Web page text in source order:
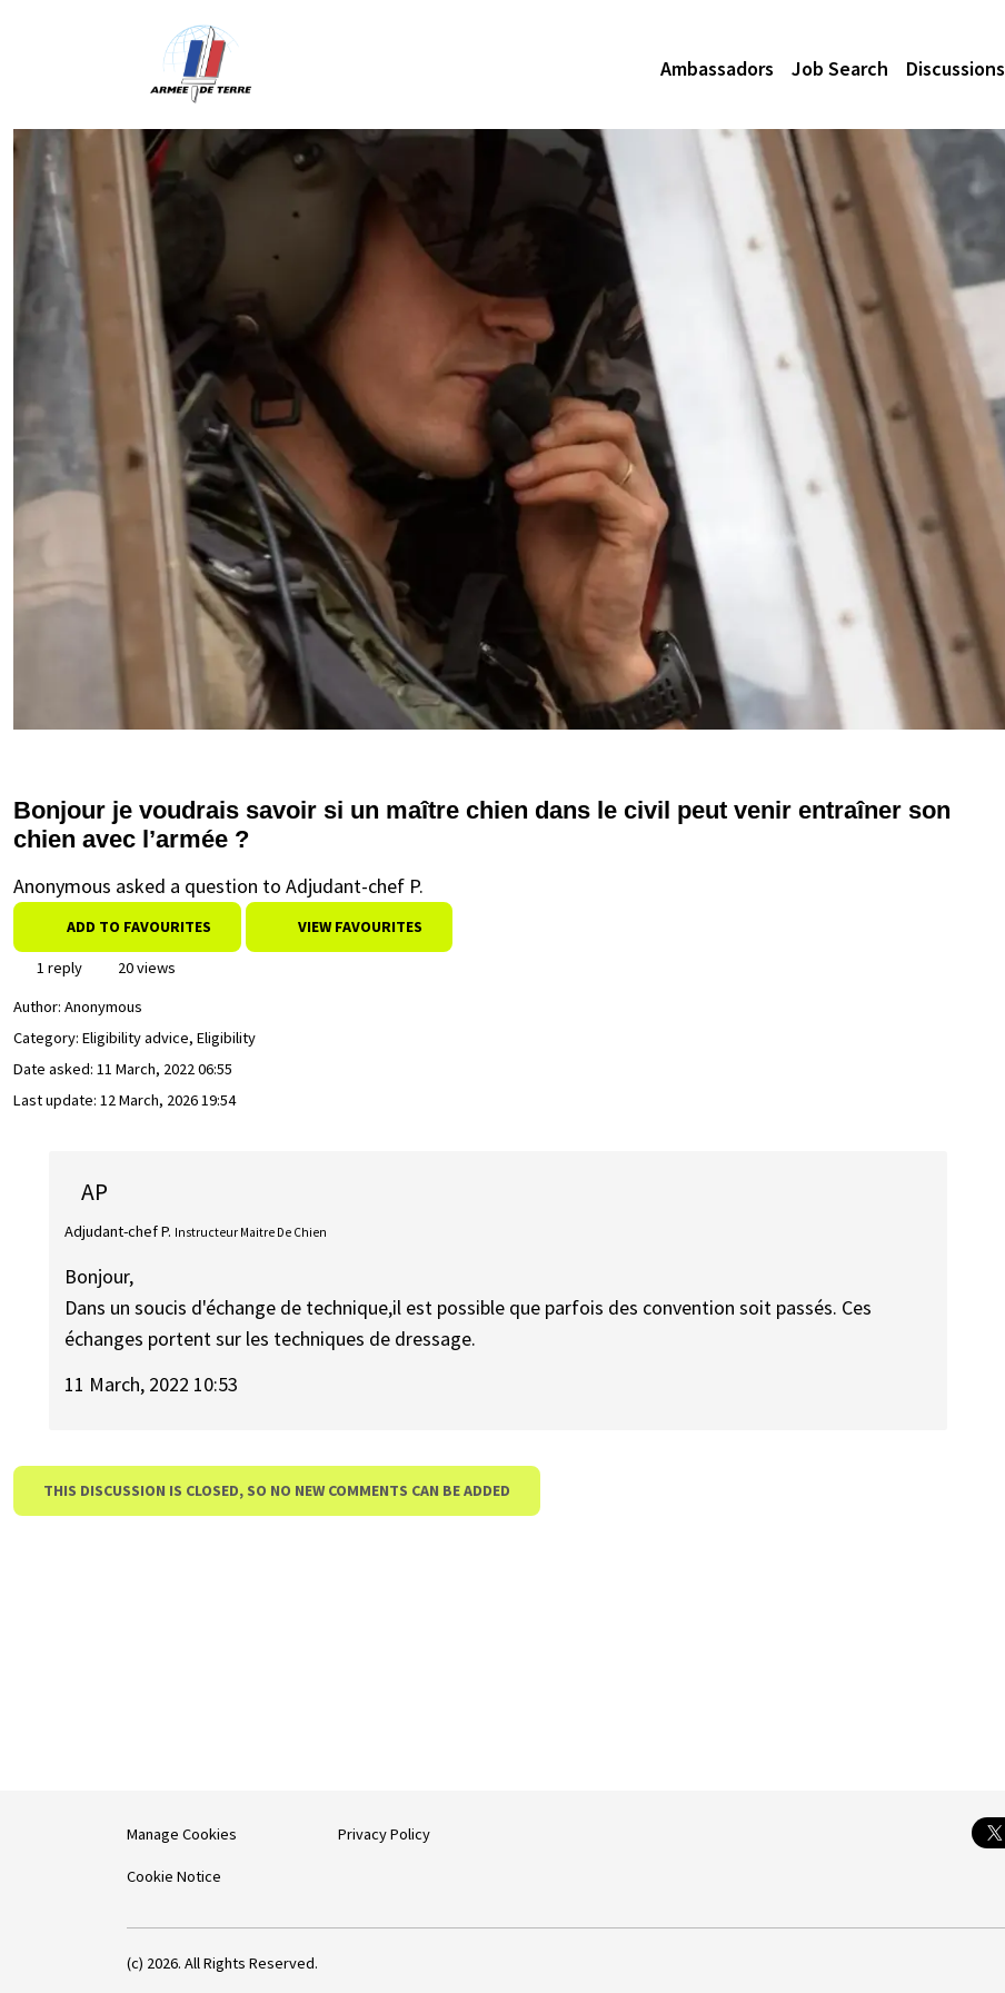
Ambassadors Job Search Discussions
Bonjour je voudrais savoir si un maître chien dans le civil peut venir entraîner son
chien avec l’armée ?
Anonymous asked a question to Adjudant-chef P.
ADD TO FAVOURITES VIEW FAVOURITES
1 reply
20 views
Author: Anonymous
Category: Eligibility advice, Eligibility
Date asked: 11 March, 2022 06:55
Last update: 12 March, 2026 19:54
AP
Adjudant-chef P. Instructeur Maitre De Chien
Bonjour,
Dans un soucis d'échange de technique,il est possible que parfois des convention soit passés. Ces
échanges portent sur les techniques de dressage.
11 March, 2022 10:53
THIS DISCUSSION IS CLOSED, SO NO NEW COMMENTS CAN BE ADDED
Manage Cookies
Cookie Notice
Privacy Policy
(c) 2026. All Rights Reserved.